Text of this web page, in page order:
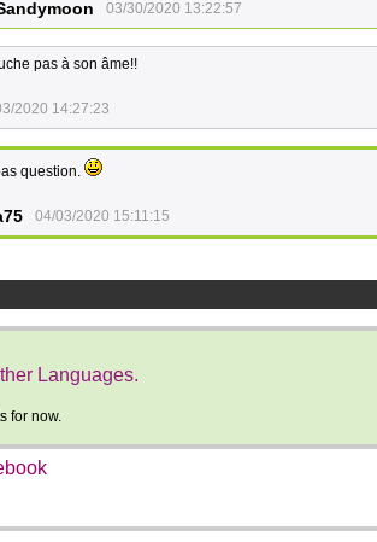
03/30/2020 13:22:57
pas à son âme!!
2020 14:27:23
question.
04/03/2020 15:11:15
Languages.
for now.